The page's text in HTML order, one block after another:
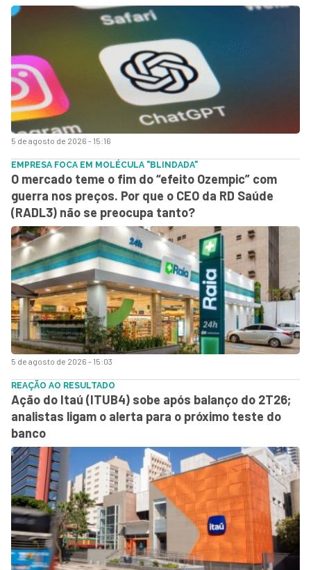
5 de agosto de 2026 - 15:16
5 de agosto de 2026 - 15:03
EMPRESA FOCA EM MOLÉCULA "BLINDADA"
O mercado teme o fim do “efeito Ozempic” com
guerra nos preços. Por que o CEO da RD Saúde
(RADL3) não se preocupa tanto?
REAÇÃO AO RESULTADO
Ação do Itaú (ITUB4) sobe após balanço do 2T26;
analistas ligam o alerta para o próximo teste do
banco